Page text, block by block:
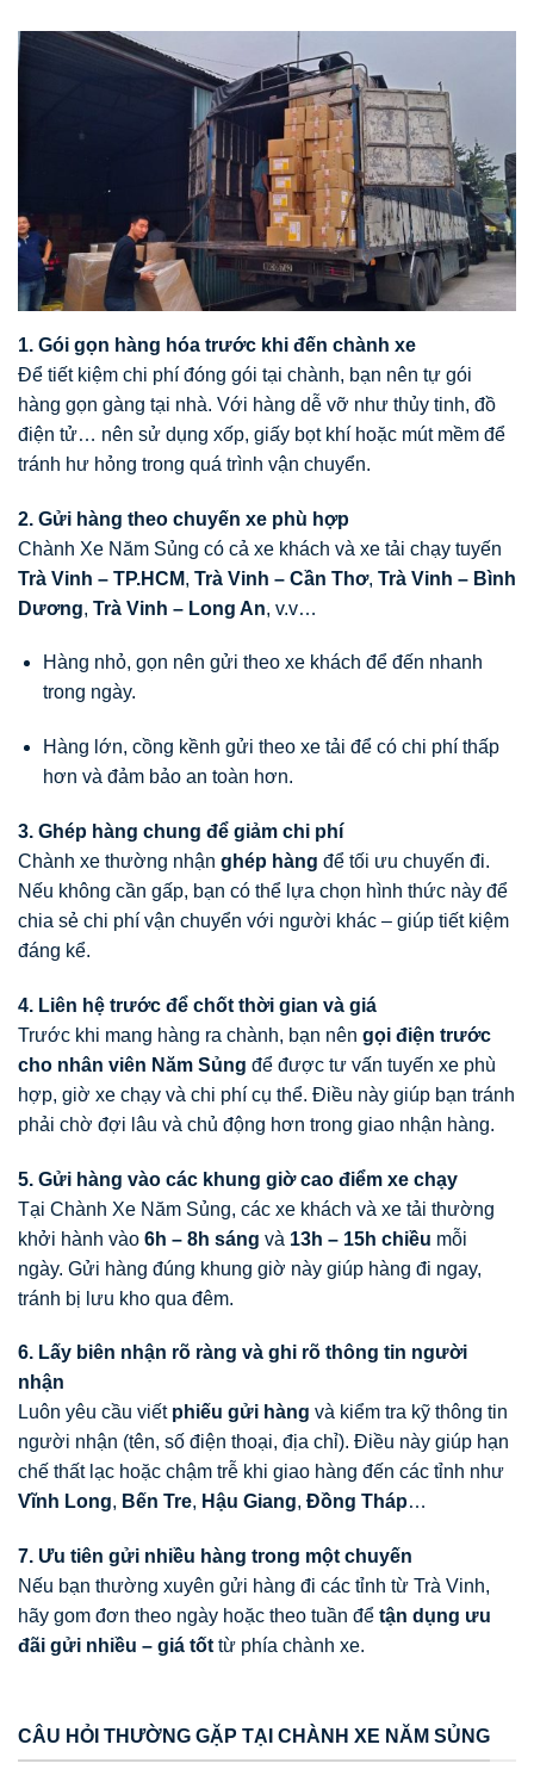
1. Gói gọn hàng hóa trước khi đến chành xe
Để tiết kiệm chi phí đóng gói tại chành, bạn nên tự gói
hàng gọn gàng tại nhà. Với hàng dễ vỡ như thủy tinh, đồ
điện tử… nên sử dụng xốp, giấy bọt khí hoặc mút mềm để
tránh hư hỏng trong quá trình vận chuyển.
2. Gửi hàng theo chuyến xe phù hợp
Chành Xe Năm Sủng có cả xe khách và xe tải chạy tuyến
Trà Vinh – TP.HCM, Trà Vinh – Cần Thơ, Trà Vinh – Bình
Dương, Trà Vinh – Long An, v.v…
Hàng nhỏ, gọn nên gửi theo xe khách để đến nhanh
trong ngày.
Hàng lớn, cồng kềnh gửi theo xe tải để có chi phí thấp
hơn và đảm bảo an toàn hơn.
3. Ghép hàng chung để giảm chi phí
Chành xe thường nhận ghép hàng để tối ưu chuyến đi.
Nếu không cần gấp, bạn có thể lựa chọn hình thức này để
chia sẻ chi phí vận chuyển với người khác – giúp tiết kiệm
đáng kể.
4. Liên hệ trước để chốt thời gian và giá
Trước khi mang hàng ra chành, bạn nên gọi điện trước
cho nhân viên Năm Sủng để được tư vấn tuyến xe phù
hợp, giờ xe chạy và chi phí cụ thể. Điều này giúp bạn tránh
phải chờ đợi lâu và chủ động hơn trong giao nhận hàng.
5. Gửi hàng vào các khung giờ cao điểm xe chạy
Tại Chành Xe Năm Sủng, các xe khách và xe tải thường
khởi hành vào 6h – 8h sáng và 13h – 15h chiều mỗi
ngày. Gửi hàng đúng khung giờ này giúp hàng đi ngay,
tránh bị lưu kho qua đêm.
6. Lấy biên nhận rõ ràng và ghi rõ thông tin người
nhận
Luôn yêu cầu viết phiếu gửi hàng và kiểm tra kỹ thông tin
người nhận (tên, số điện thoại, địa chỉ). Điều này giúp hạn
chế thất lạc hoặc chậm trễ khi giao hàng đến các tỉnh như
Vĩnh Long, Bến Tre, Hậu Giang, Đồng Tháp…
7. Ưu tiên gửi nhiều hàng trong một chuyến
Nếu bạn thường xuyên gửi hàng đi các tỉnh từ Trà Vinh,
hãy gom đơn theo ngày hoặc theo tuần để tận dụng ưu
đãi gửi nhiều – giá tốt từ phía chành xe.
CÂU HỎI THƯỜNG GẶP TẠI CHÀNH XE NĂM SỦNG